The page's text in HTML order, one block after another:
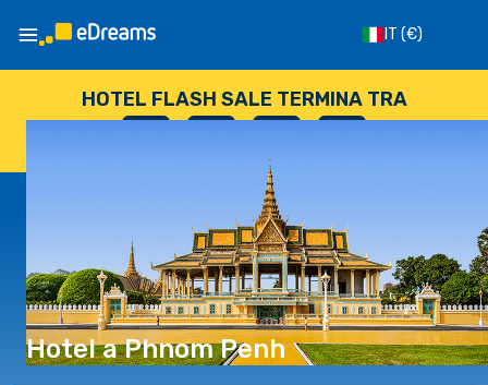
IT (€)
HOTEL FLASH SALE TERMINA TRA
MINUTI
Hotel a Phnom Penh